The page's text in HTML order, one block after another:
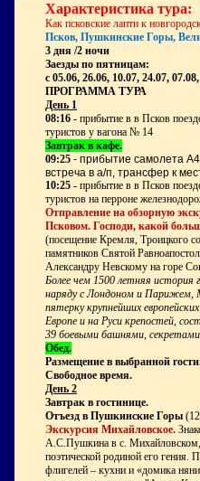
Характеристика тура:
Как псковские лапти к
Псков, Пушкинские Горы,
3 дня /2 ночи
Заезды по пятницам:
с 05.06, 26.06, 10.07, 24.07,
ПРОГРАММА ТУРА
День 1
08:16 - прибытие в в Псков
туристов у вагона № 14
Завтрак в кафе.
09:25 - прибытие самолета
встреча в а/п, трансфер к
10:25 - прибытие в в Псков
туристов на перроне
Отправление на обзорную
Псковом. Господи, какой
(посещение Кремля, Троицкого
памятников Святой
Александру Невскому на горе
Более чем 1500 летняя история
наряду с Лондоном и Парижем,
пятерку крупнейших
Европе и на Руси крепостей,
39 боевыми башнями,
Обед.
Размещение в выбранной
Свободное время.
День 2
Завтрак в гостинице.
Отъезд в Пушкинские Горы
Экскурсия Михайловское.
А.С.Пушкина в с. Михайловском,
поэтической родиной его гения.
флигелей – кухни и «домика